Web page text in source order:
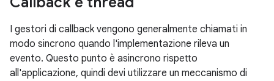
I gestori di callback vengono generalmente chiamati in
modo sincrono quando l'implementazione rileva un
evento. Questo punto è asincrono rispetto
all'applicazione, quindi devi utilizzare un meccanismo di